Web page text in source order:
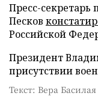
Пресс-
Песков
Российской
Президент
присутствии
Текст: Вера Басилая